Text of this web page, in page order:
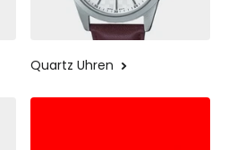
Quartz Uhren